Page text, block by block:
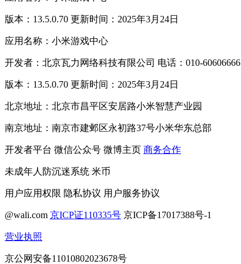
版本：13.5.0.70 更新时间：2025年3月24日
应用名称：小米游戏中心
开发者：北京瓦力网络科技有限公司 电话：010-60606666
版本：13.5.0.70 更新时间：2025年3月24日
北京地址：北京市昌平区安居路小米智慧产业园
南京地址：南京市建邺区永初路37号小米华东总部
开发者平台 微信公众号 微博主页 商务合作
未成年人防沉迷系统 米币
用户应用权限 隐私协议 用户服务协议
@wali.com 京ICP证110335号 京ICP备17017388号-1
营业执照
京公网安备11010802023678号